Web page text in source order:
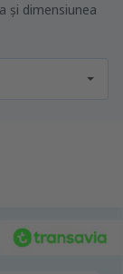
și dimensiunea